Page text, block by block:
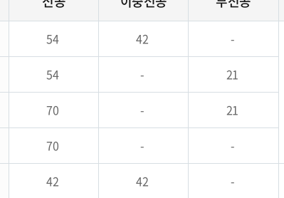
54 42 -
54 - 21
70 - 21
70 - -
42 42 -